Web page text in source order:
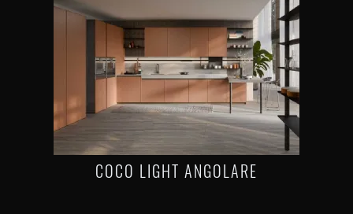
COCO LIGHT ANGOLARE